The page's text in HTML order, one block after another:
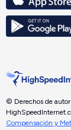
© Derechos de
Compensación y